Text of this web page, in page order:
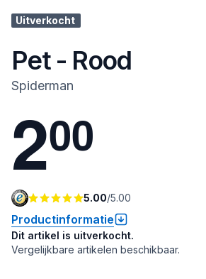
Uitverkocht
Pet - Rood
Spiderman
200
5.00/5.00
Productinformatie
Dit artikel is uitverkocht.
Vergelijkbare artikelen beschikbaar.